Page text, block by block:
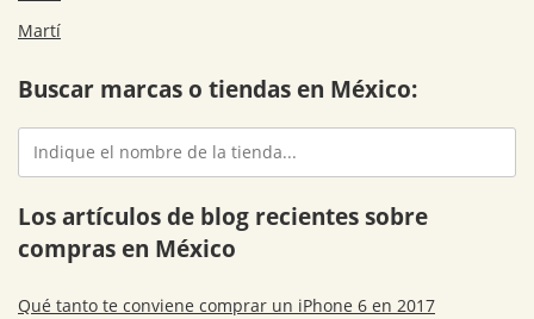
Martí
Buscar marcas o tiendas en México:
Los artículos de blog recientes sobre
compras en México
Qué tanto te conviene comprar un iPhone 6 en 2017